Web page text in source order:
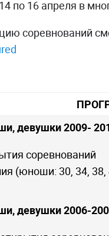
по 16 апреля в
соревнований
девушки 2009-
соревнований
(юноши: 30, 34, 38,
девушки 2006-